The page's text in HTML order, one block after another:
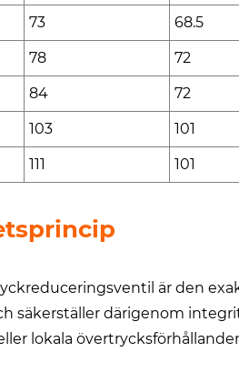
73 68.5
78 72
84 72
103 101
111 101
är den
säkerställer därigenom
lokala